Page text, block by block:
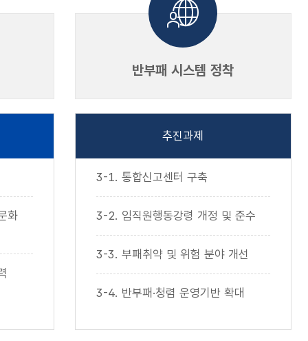
화
반부패 시스템 정착
추진과제
3-1. 통합신고센터 구축
3-2. 임직원행동강령 개정 및 준수
3-3. 부패취약 및 위험 분야 개선
3-4. 반부패·청렴 운영기반 확대